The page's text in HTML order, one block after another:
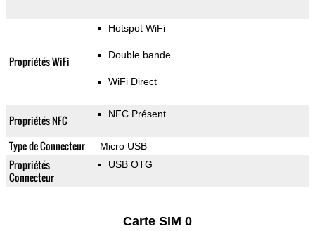
Propriétés WiFi
Hotspot WiFi
Double bande
WiFi Direct
Propriétés NFC NFC Présent
Type de Connecteur Micro USB
Propriétés
Connecteur
USB OTG
Carte SIM 0